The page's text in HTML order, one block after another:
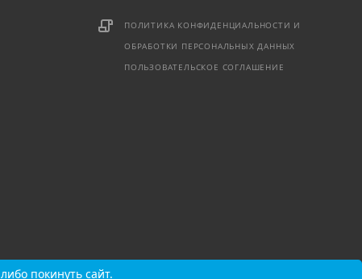
ПОЛИТИКА КОНФИДЕНЦИАЛЬНОСТИ И
ОБРАБОТКИ ПЕРСОНАЛЬНЫХ ДАННЫХ
ПОЛЬЗОВАТЕЛЬСКОЕ СОГЛАШЕНИЕ
покинуть сайт.